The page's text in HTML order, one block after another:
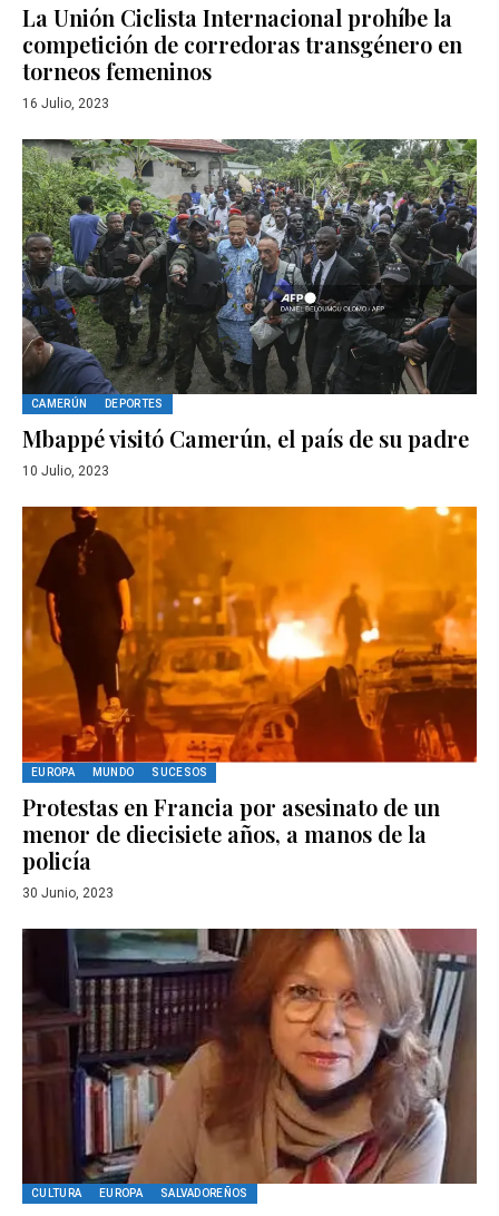
La Unión Ciclista Internacional prohíbe la
competición de corredoras transgénero en
torneos femeninos
16 Julio, 2023
CAMERÚN DEPORTES
Mbappé visitó Camerún, el país de su padre
10 Julio, 2023
EUROPA MUNDO SUCESOS
Protestas en Francia por asesinato de un
menor de diecisiete años, a manos de la
policía
30 Junio, 2023
CULTURA EUROPA SALVADOREÑOS